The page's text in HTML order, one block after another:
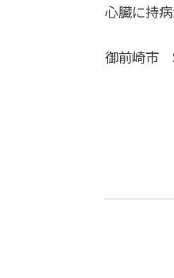
心臓に持
御前崎市